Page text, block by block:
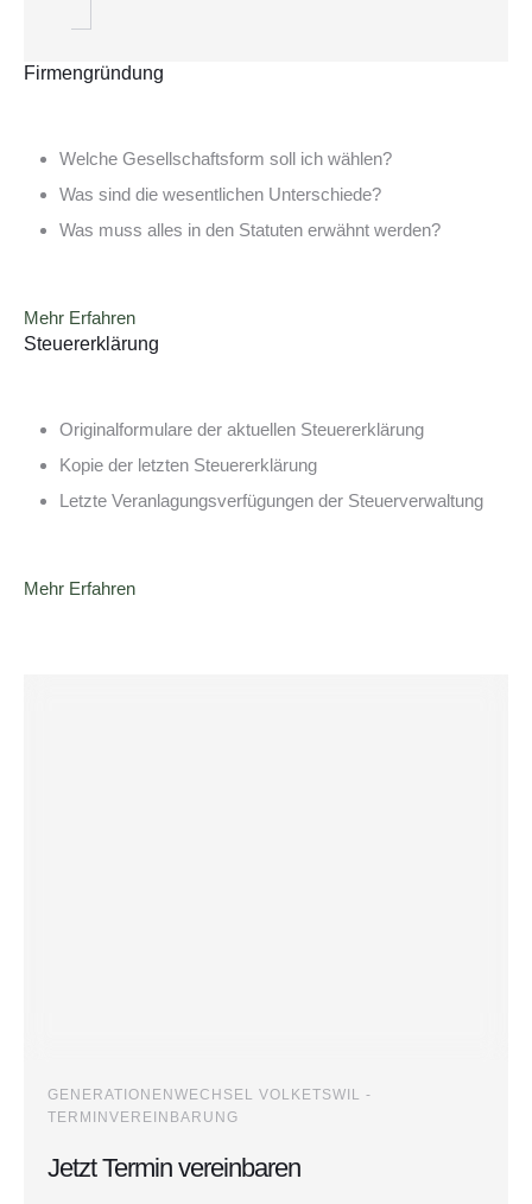
Firmengründung
Welche Gesellschaftsform soll ich wählen?
Was sind die wesentlichen Unterschiede?
Was muss alles in den Statuten erwähnt werden?
Mehr Erfahren
Steuererklärung
Originalformulare der aktuellen Steuererklärung
Kopie der letzten Steuererklärung
Letzte Veranlagungsverfügungen der Steuerverwaltung
Mehr Erfahren
GENERATIONENWECHSEL VOLKETSWIL -
TERMINVEREINBARUNG
Jetzt Termin vereinbaren